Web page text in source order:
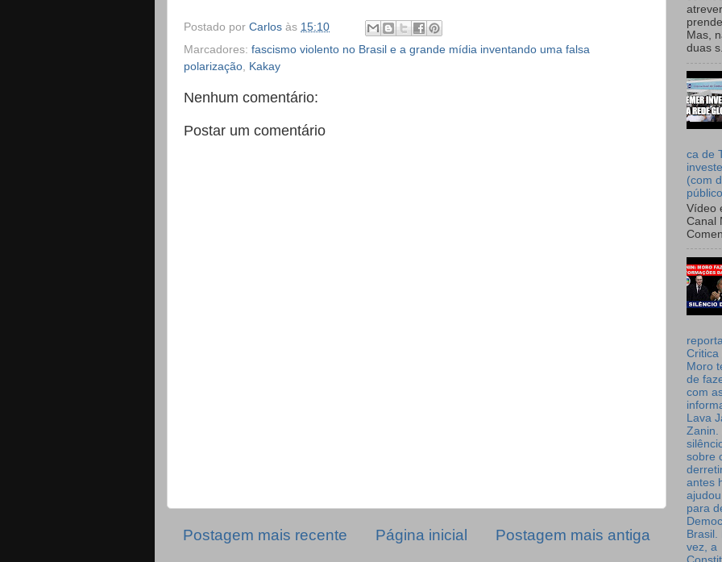
Postado por Carlos às 15:10
Marcadores: fascismo violento no Brasil e a grande mídia inventando uma falsa
polarização Kakay
Nenhum comentário:
Postar um comentário
Postagem mais recente Postagem mais antiga
Página inicial
Mas,
duas
ca de
(com
Vídeo
Canal
Critica
Moro
de
com
Lava
Zanin.
sobre
antes
para
Brasil.
vez, a